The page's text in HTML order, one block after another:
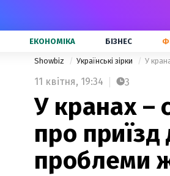
ЕКОНОМІКА БІЗНЕС
Showbiz Українські зірки У
11 квітня, 19:34 3
У кранах –
про
проблеми